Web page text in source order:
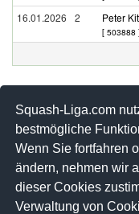
Squash-Liga.com
bestmögliche
Wenn Sie fortfahren
ändern, nehmen wir
dieser Cookies
Verwaltung von
16.01.2026 2 Peter
[ 503888
Werbung - Offizielle